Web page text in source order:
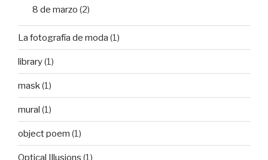
8 de marzo (2)
La fotografía de moda (1)
library(1)
mask(1)
mural (1)
object poem (1)
Optical Illusions (1)